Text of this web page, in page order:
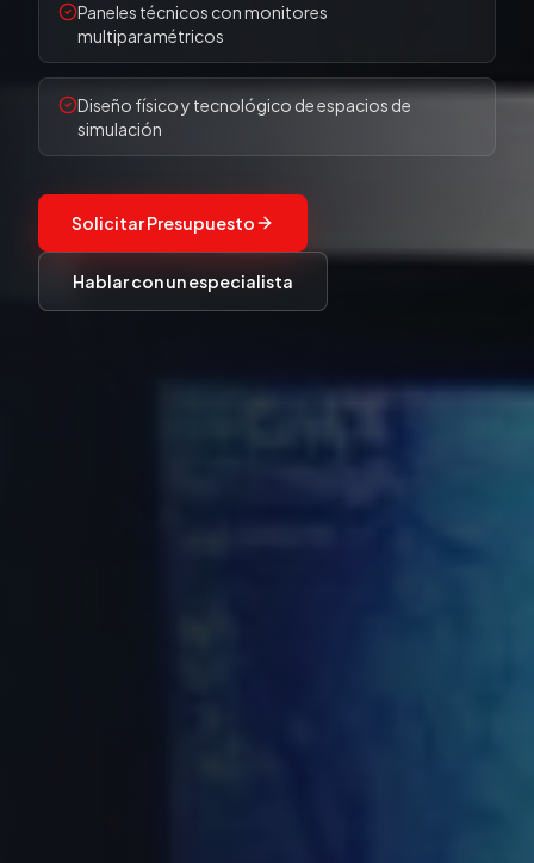
Paneles técnicos con monitores
multiparamétricos
Diseño físico y tecnológico de espacios de
simulación
Solicitar Presupuesto
Hablar con un especialista